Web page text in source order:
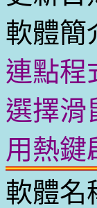
軟體簡
連點程
選擇滑
用熱鍵
軟體名